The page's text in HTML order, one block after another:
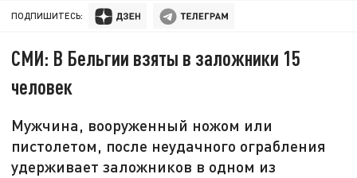
ПОДПИШИТЕСЬ:
СМИ: В Бельгии взяты в заложники 15
человек
Мужчина, вооруженный ножом или
пистолетом, после неудачного ограбления
удерживает заложников в одном из